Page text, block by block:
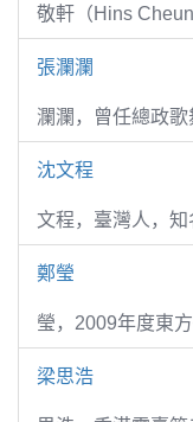
敬軒（Hins
張瀾瀾
瀾瀾，曾任總政歌
沈文程
文程，臺灣人，知
鄭瑩
瑩，2009年度東
梁思浩